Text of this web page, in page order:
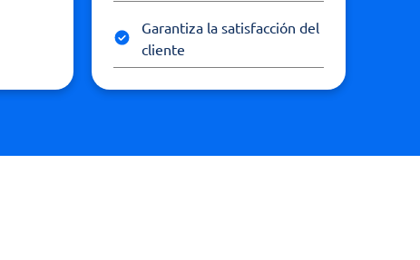
Garantiza la satisfacción del
cliente